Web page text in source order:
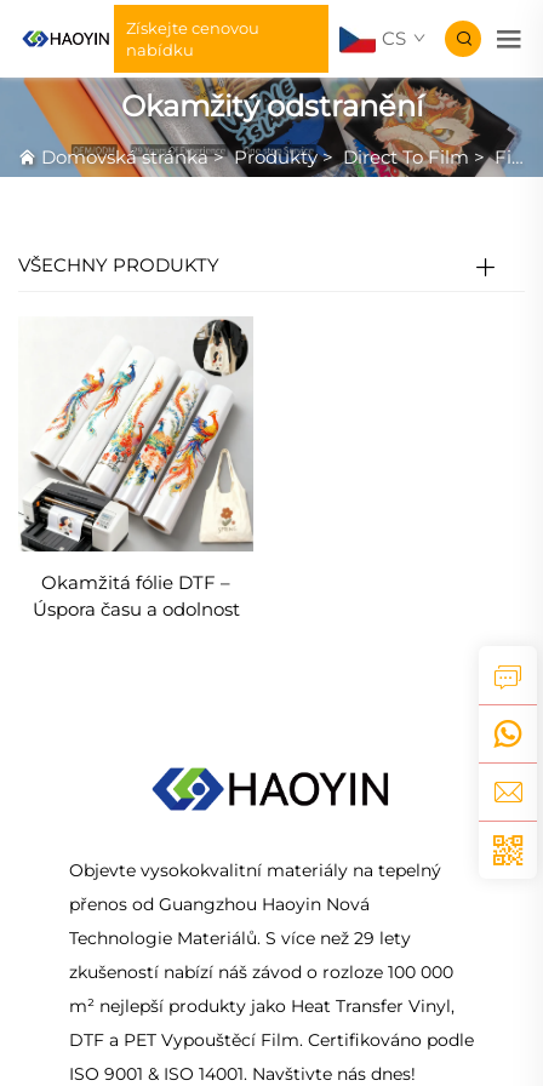
Získejte cenovou
nabídku
CS
Okamžitý odstranění
Domovská stránka>Produkty> Direct To Film >Film DTF
VŠECHNY PRODUKTY
Okamžitá fólie DTF –
Úspora času a odolnost
Objevte vysokokvalitní materiály na tepelný
přenos od Guangzhou Haoyin Nová
Technologie Materiálů. S více než 29 lety
zkušeností nabízí náš závod o rozloze 100 000
m² nejlepší produkty jako Heat Transfer Vinyl,
DTF a PET Vypouštěcí Film. Certifikováno podle
ISO 9001 & ISO 14001. Navštivte nás dnes!